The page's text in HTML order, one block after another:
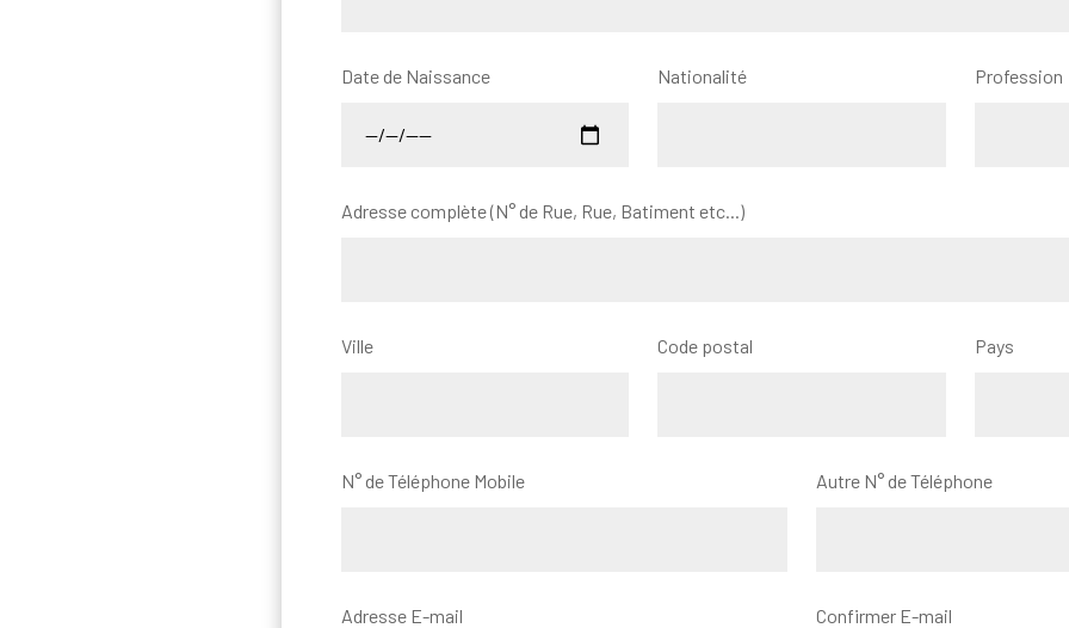
Date de Naissance Nationalité Profession
Adresse complète (N° de Rue, Rue, Batiment etc...)
Ville Code postal Pays
N° de Téléphone Mobile Autre N° de Téléphone
Adresse E-mail Confirmer E-mail